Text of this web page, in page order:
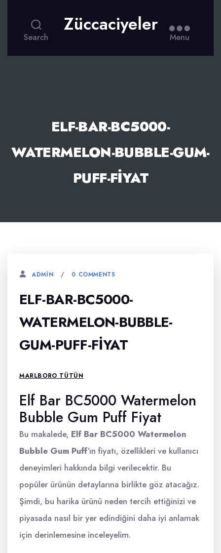
Search
Züccaciyeler
Menu
ELF-BAR-BC5000-
WATERMELON-BUBBLE-GUM-
PUFF-FIYAT
ADMIN 0 COMMENTS
ELF-BAR-BC5000-
WATERMELON-BUBBLE-
GUM-PUFF-FIYAT
MARLBORO TÜTÜN
Elf Bar BC5000 Watermelon
Bubble Gum Puff Fiyat
Bu makalede, Elf Bar BC5000 Watermelon
Bubble Gum Puff‘ın fiyatı, özellikleri ve kullanıcı
deneyimleri hakkında bilgi verilecektir. Bu
popüler ürünün detaylarına birlikte göz atacağız.
Şimdi, bu harika ürünü neden tercih ettiğinizi ve
piyasada nasıl bir yer edindiğini daha iyi anlamak
için derinlemesine inceleyelim.